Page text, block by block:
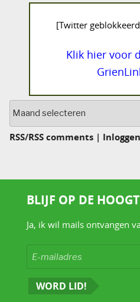
[Twitter
Klik hier voor
RSS/RSS comments | Inloggen
BLIJF OP DE
Ja, ik wil mails ontvangen
WORD LID!